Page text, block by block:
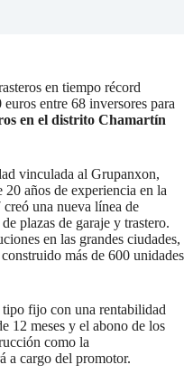
en tiempo récord
entre 68 inversores para
en el distrito Chamartín
vinculada al Grupanxon,
20 años de experiencia en la
una nueva línea de
plazas de garaje y trastero.
en las grandes ciudades,
más de 600 unidades
tipo fijo con una rentabilidad
12 meses y el abono de los
como la
a cargo del promotor.